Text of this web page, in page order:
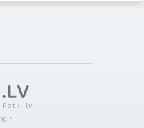
Fotki.lv